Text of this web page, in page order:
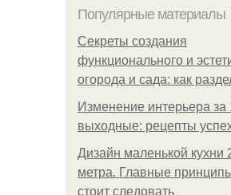
Популярные материалы
Секреты создания
функционального и
огорода и сада: как
Изменение интерьера за
выходные: рецепты
Дизайн маленькой кухни
метра. Главные
стоит следовать